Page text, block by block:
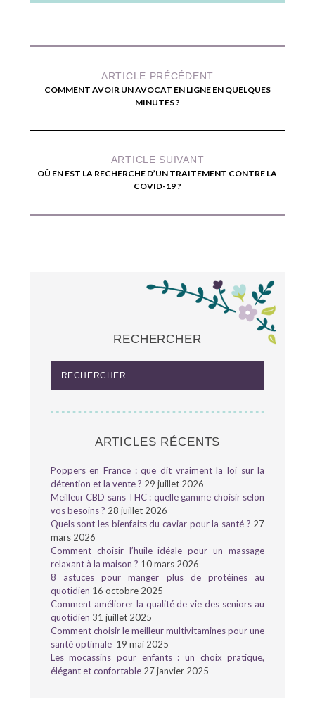
ARTICLE PRÉCÉDENT
COMMENT AVOIR UN AVOCAT EN LIGNE EN QUELQUES
MINUTES ?
ARTICLE SUIVANT
OÙ EN EST LA RECHERCHE D’UN TRAITEMENT CONTRE LA
COVID-19 ?
RECHERCHER
ARTICLES RÉCENTS
Poppers en France : que dit vraiment la loi sur la
détention et la vente ? 29 juillet 2026
Meilleur CBD sans THC : quelle gamme choisir selon
vos besoins ? 28 juillet 2026
Quels sont les bienfaits du caviar pour la santé ? 27
mars 2026
Comment choisir l’huile idéale pour un massage
relaxant à la maison ? 10 mars 2026
8 astuces pour manger plus de protéines au
quotidien 16 octobre 2025
Comment améliorer la qualité de vie des seniors au
quotidien 31 juillet 2025
Comment choisir le meilleur multivitamines pour une
santé optimale 19 mai 2025
Les mocassins pour enfants : un choix pratique,
élégant et confortable 27 janvier 2025